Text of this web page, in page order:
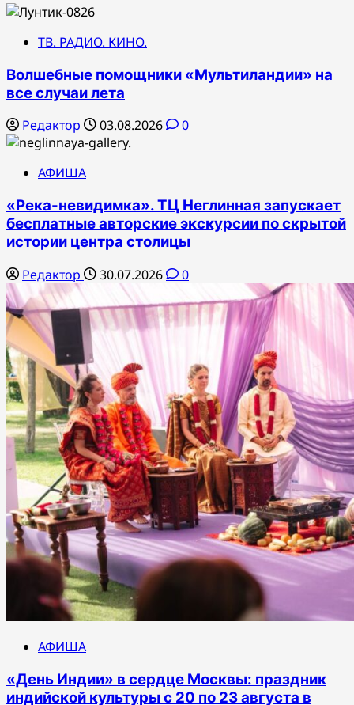
ТВ. РАДИО. КИНО.
Волшебные помощники «Мультиландии» на
все случаи лета
Редактор 03.08.2026 0
АФИША
«Река-невидимка». ТЦ Неглинная запускает
бесплатные авторские экскурсии по скрытой
истории центра столицы
Редактор 30.07.2026 0
АФИША
«День Индии» в сердце Москвы: праздник
индийской культуры с 20 по 23 августа в